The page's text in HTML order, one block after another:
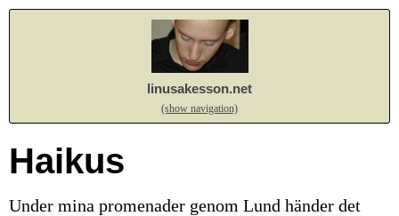
linusakesson.net
(show navigation)
Haikus
Under mina promenader genom Lund händer det